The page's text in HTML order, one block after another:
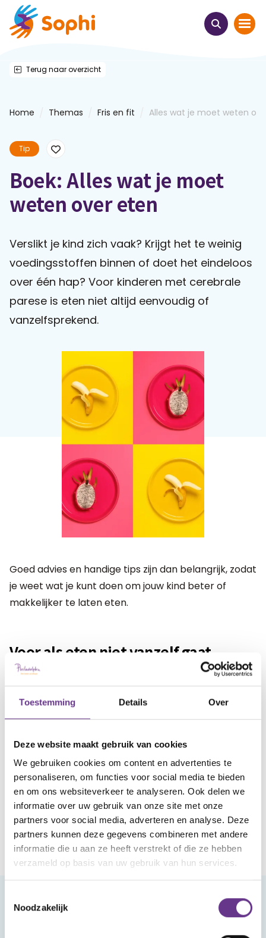
Toestemming Details Over
Deze website maakt gebruik van cookies
We gebruiken cookies om content en advertenties te
personaliseren, om functies voor social media te bieden
en om ons websiteverkeer te analyseren. Ook delen we
informatie over uw gebruik van onze site met onze
partners voor social media, adverteren en analyse. Deze
partners kunnen deze gegevens combineren met andere
informatie die u aan ze heeft verstrekt of die ze hebben
verzameld op basis van uw gebruik van hun services.
Noodzakelijk
Thema's
Uit het hart
Webinars
Themabijeenkomsten
Praat mee
Clientdossier Wiki
Mijn
Over
Sophi
Terug naar overzicht
Home Themas Fris en fit Alles wat je moet weten ov...
Tip
Boek: Alles wat je moet
weten over eten
Verslikt je kind zich vaak? Krijgt het te weinig
voedingsstoffen binnen of doet het eindeloos
over één hap? Voor kinderen met cerebrale
parese is eten niet altijd eenvoudig of
vanzelfsprekend.
Goed advies en handige tips zijn dan belangrijk, zodat
je weet wat je kunt doen om jouw kind beter of
makkelijker te laten eten.
Voor als eten niet vanzelf gaat
Met die reden heeft CP Nederland het boek 'Alles
parese heeft' uitgebracht.
Wil je meer informatie of het boek bestellen?
Klik dan hier
Meld je aan voor onze nieuwsbrief